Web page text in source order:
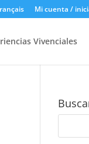
Mi cuenta /
Vivenciales